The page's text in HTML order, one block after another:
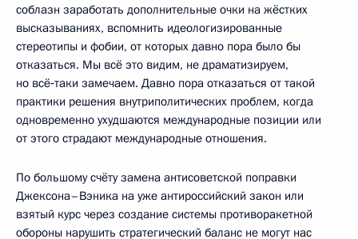
соблазн заработать дополнительные очки на жёстких
высказываниях, вспомнить идеологизированные
стереотипы и фобии, от которых давно пора было бы
отказаться. Мы всё это видим, не драматизируем,
но всё‑таки замечаем. Давно пора отказаться от такой
практики решения внутриполитических проблем, когда
одновременно ухудшаются международные позиции или
от этого страдают международные отношения.
По большому счёту замена антисоветской поправки
Джексона–Вэника на уже антироссийский закон или
взятый курс через создание системы противоракетной
обороны нарушить стратегический баланс не могут нас